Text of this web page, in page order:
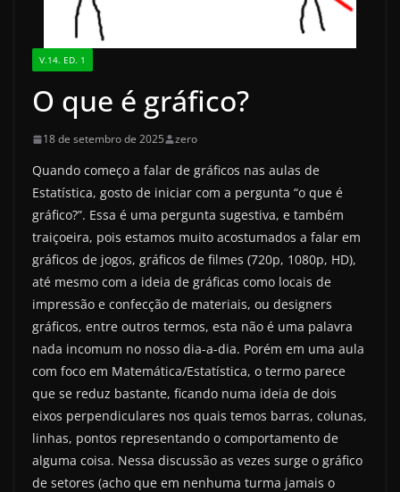
V.14. ED. 1
O que é gráfico?
18 de setembro de 2025 zero
Quando começo a falar de gráficos nas aulas de
Estatística, gosto de iniciar com a pergunta “o que é
gráfico?”. Essa é uma pergunta sugestiva, e também
traiçoeira, pois estamos muito acostumados a falar em
gráficos de jogos, gráficos de filmes (720p, 1080p, HD),
até mesmo com a ideia de gráficas como locais de
impressão e confecção de materiais, ou designers
gráficos, entre outros termos, esta não é uma palavra
nada incomum no nosso dia-a-dia. Porém em uma aula
com foco em Matemática/Estatística, o termo parece
que se reduz bastante, ficando numa ideia de dois
eixos perpendiculares nos quais temos barras, colunas,
linhas, pontos representando o comportamento de
alguma coisa. Nessa discussão as vezes surge o gráfico
de setores (acho que em nenhuma turma jamais o